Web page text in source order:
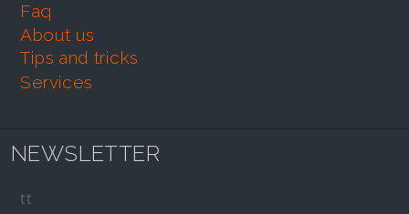
faq
about us
tips and tricks
services
NEWSLETTER
tt